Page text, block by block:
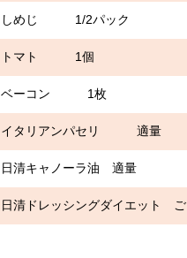
しめじ 1/2パック
トマト 1個
ベーコン 1枚
イタリアンパセリ 適量
日清キャノーラ油 適量
日清ドレッシングダイエッ